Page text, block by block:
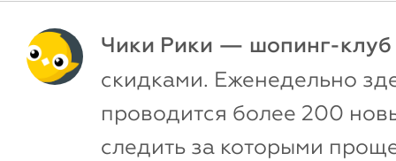
Чики Рики — шопинг-клуб
скидками. Еженедельно
проводится более 200
следить за которыми